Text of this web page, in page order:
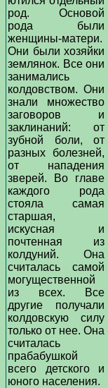
род. Основой
рода были
женщины-матери.
Они были хозяйки
землянок. Все они
занимались
колдовством. Они
знали множество
заговоров и
заклинаний: от
зубной боли, от
разных болезней,
от нападения
зверей. Во главе
каждого рода
стояла самая
старшая,
искусная и
почтенная из
колдуний. Она
считалась самой
могущественной
из всех. Все
другие получали
колдовскую силу
только от нее. Она
считалась
прабабушкой
всего детского и
юного населения.